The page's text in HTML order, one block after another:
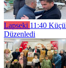
Lapseki 11:40
Düzenledi